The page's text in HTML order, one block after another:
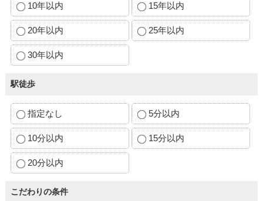
10年以内 15年以内
20年以内 25年以内
30年以内
駅徒歩
指定なし 5分以内
10分以内 15分以内
20分以内
こだわりの条件